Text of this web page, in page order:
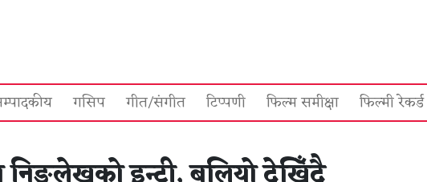
गसिप गीत/संगीत टिप्पणी फिल्म समीक्षा फिल्मी रेकर्ड